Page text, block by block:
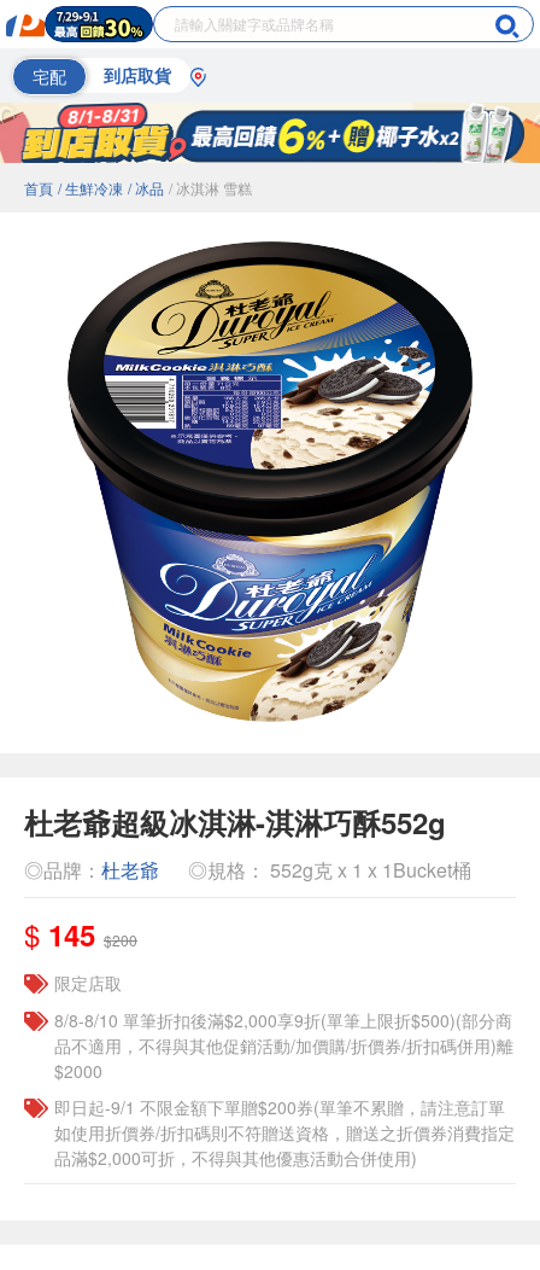
宅配 到店取貨
首頁 / 生鮮冷凍 / 冰品 / 冰淇淋 雪糕
杜老爺超級冰淇淋-淇淋巧酥552g
◎品牌： 杜老爺 ◎規格： 552g克 x 1 x 1Bucket桶
$ 145 $200
限定店取
8/8-8/10 單筆折扣後滿$2,000享9折(單筆上限折$500)(部分商
品不適用，不得與其他促銷活動/加價購/折價券/折扣碼併用)離
$2000
即日起-9/1 不限金額下單贈$200券(單筆不累贈，請注意訂單
如使用折價券/折扣碼則不符贈送資格，贈送之折價券消費指定
品滿$2,000可折，不得與其他優惠活動合併使用)